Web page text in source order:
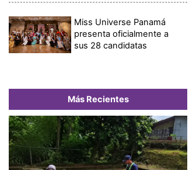
Miss Universe Panamá
presenta oficialmente a
sus 28 candidatas
Más Recientes